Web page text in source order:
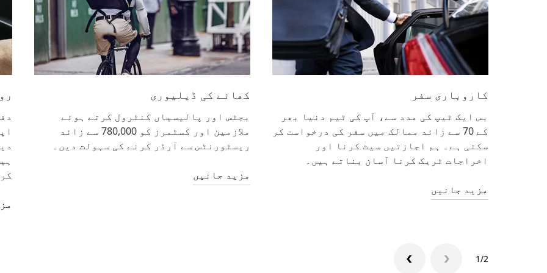
کاروباری سفر
بس ایک ٹیپ کی مدد سے، آپ کی ٹیم دنیا بھر
کے 70 سے زائد ممالک میں سفر کی درخواست کر
سکتی ہے۔ ہم اجازتیں سیٹ کرنا اور
اخراجات ٹریک کرنا آسان بناتے ہیں۔
مزید جانیں
کھانے کی ڈیلیوری
بجٹس اور پالیسیاں کنٹرول کرتے ہوئے
ملازمین اور کسٹمرز کو 780,000 سے زائد
ریسٹورنٹس سے آرڈر کرنے کی سہولت دیں۔
مزید جانیں
1/2